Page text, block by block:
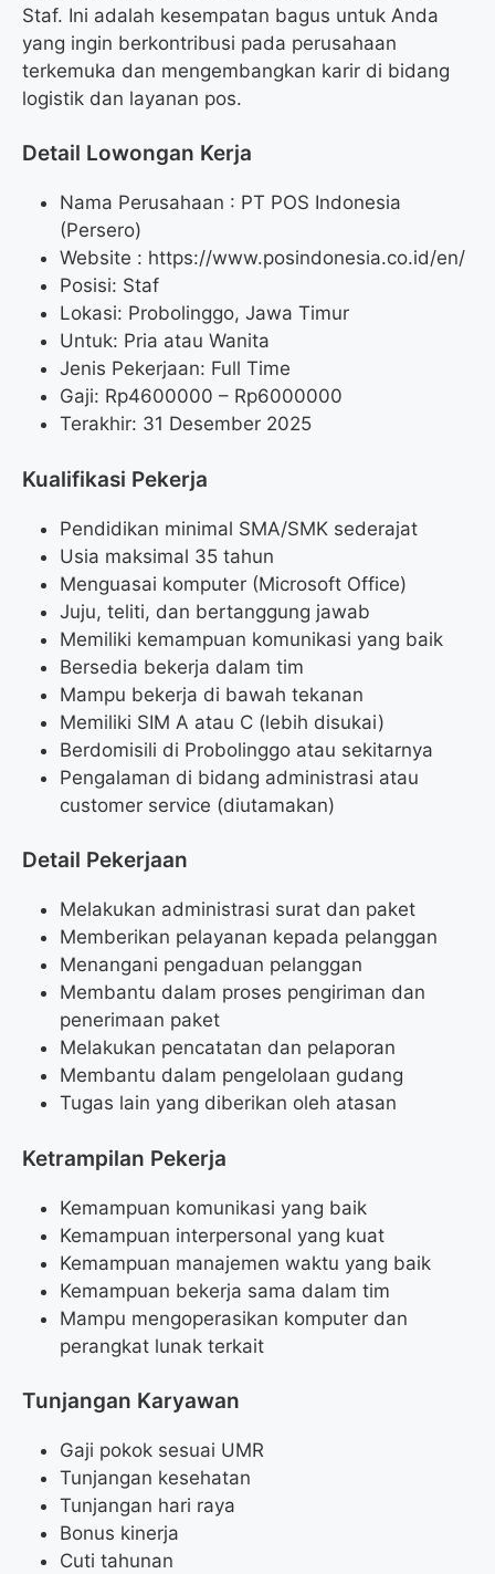
Staf. Ini adalah kesempatan bagus untuk Anda
yang ingin berkontribusi pada perusahaan
terkemuka dan mengembangkan karir di bidang
logistik dan layanan pos.
Detail Lowongan Kerja
Nama Perusahaan : PT POS Indonesia
(Persero)
Website : https://www.posindonesia.co.id/en/
Posisi: Staf
Lokasi: Probolinggo, Jawa Timur
Untuk: Pria atau Wanita
Jenis Pekerjaan: Full Time
Gaji: Rp4600000 – Rp6000000
Terakhir: 31 Desember 2025
Kualifikasi Pekerja
Pendidikan minimal SMA/SMK sederajat
Usia maksimal 35 tahun
Menguasai komputer (Microsoft Office)
Juju, teliti, dan bertanggung jawab
Memiliki kemampuan komunikasi yang baik
Bersedia bekerja dalam tim
Mampu bekerja di bawah tekanan
Memiliki SIM A atau C (lebih disukai)
Berdomisili di Probolinggo atau sekitarnya
Pengalaman di bidang administrasi atau
customer service (diutamakan)
Detail Pekerjaan
Melakukan administrasi surat dan paket
Memberikan pelayanan kepada pelanggan
Menangani pengaduan pelanggan
Membantu dalam proses pengiriman dan
penerimaan paket
Melakukan pencatatan dan pelaporan
Membantu dalam pengelolaan gudang
Tugas lain yang diberikan oleh atasan
Ketrampilan Pekerja
Kemampuan komunikasi yang baik
Kemampuan interpersonal yang kuat
Kemampuan manajemen waktu yang baik
Kemampuan bekerja sama dalam tim
Mampu mengoperasikan komputer dan
perangkat lunak terkait
Tunjangan Karyawan
Gaji pokok sesuai UMR
Tunjangan kesehatan
Tunjangan hari raya
Bonus kinerja
Cuti tahunan